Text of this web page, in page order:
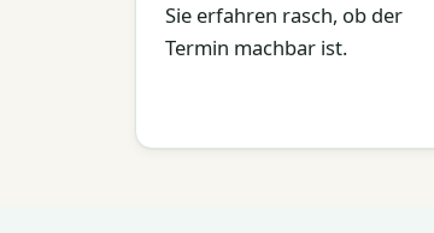
Sie erfahren rasch, ob der
Termin machbar ist.